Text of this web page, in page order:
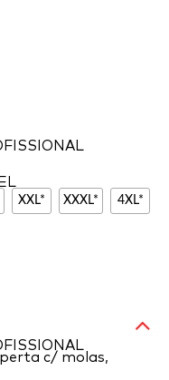
XXL* XXXL* 4XL*
c/ molas,